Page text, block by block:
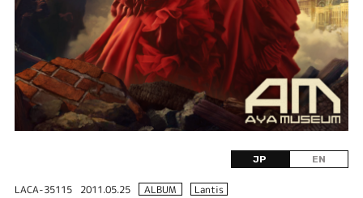
JP EN
LACA-35115 2011.05.25 ALBUM Lantis